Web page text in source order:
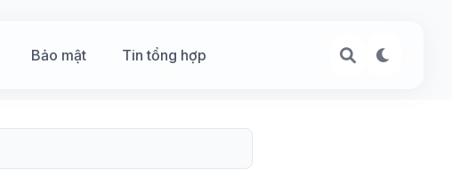
Bảo mật Tin tổng hợp